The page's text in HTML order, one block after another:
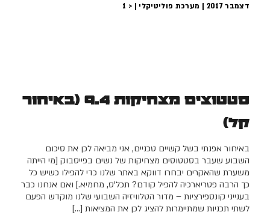
דצמבר 2017 | מערכת פוליטיקלי | < 1
סטטוצים מצחיקות 9.4 (באיחור
קל)
באיחור אפנתי בשל קשיים טכניים, אני מביאה לכן את סיכום
השבוע שעבר בסטטוסים מצחיקות של נשים בפייסבוק [מי הייתה
משערת שהאקרים יבחרו דווקא באתר שלנו כדי להפילו כשיש כל
כך הרבה פטריארכיה להפיל קודם? תכל'ס, מחמיא.] ואם אנחנו כבר
בענייני קונספירציות – מדור הטלוויזיה השבועי שלנו מוקדש הפעם
לשתי תכניות שמתיימרות להציג לכן את המציאות […]